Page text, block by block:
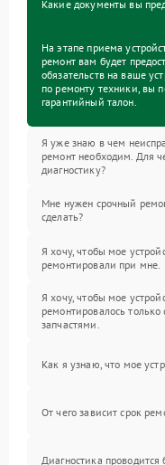
Какие документы вы
На этапе приема
ремонт вам будет
обязательств на ваше
по ремонту техники, вы
гарантийный талон.
Я уже знаю в чем
ремонт необходим. Для
диагностику?
Мне нужен срочный
сделать?
Я хочу, чтобы мое
ремонтировали при мне.
Я хочу, чтобы мое
ремонтировалось
запчастями.
Как я узнаю, что мое
От чего зависит срок
Диагностика проводится